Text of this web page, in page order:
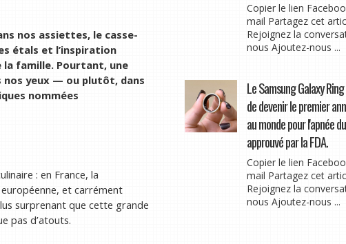
nos assiettes, le casse-
étals et l’inspiration
famille. Pourtant, une
nos yeux — ou plutôt, dans
nommées
: en France, la
et carrément
surprenant que cette grande
pas d’atouts.
Copier le lien
mail Partagez cet
Rejoignez la
nous Ajoutez-nous ...
Le Samsung Galaxy
de devenir le premier
au monde pour l'apnée
approuvé par la FDA.
Copier le lien
mail Partagez cet
Rejoignez la
nous Ajoutez-nous ...